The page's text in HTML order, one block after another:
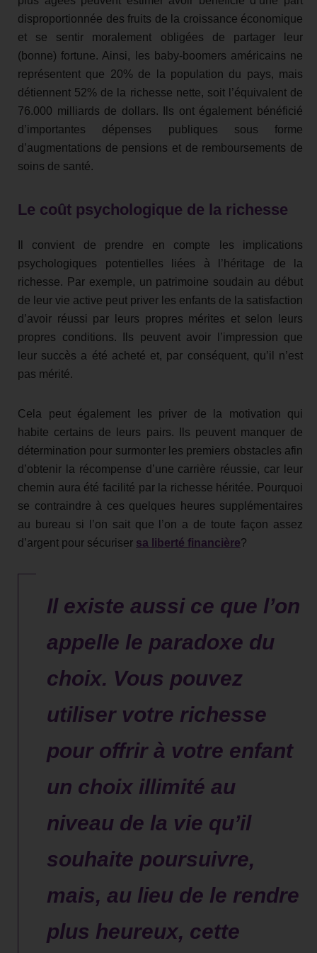
disproportionnée des fruits de la croissance économique
et se sentir moralement obligées de partager leur
(bonne) fortune. Ainsi, les baby-boomers américains ne
représentent que 20% de la population du pays, mais
détiennent 52% de la richesse nette, soit l’équivalent de
76.000 milliards de dollars. Ils ont également bénéficié
d’importantes dépenses publiques sous forme
d’augmentations de pensions et de remboursements de
soins de santé.
Le coût psychologique de la richesse
Il convient de prendre en compte les implications
psychologiques potentielles liées à l’héritage de la
richesse. Par exemple, un patrimoine soudain au début
de leur vie active peut priver les enfants de la satisfaction
d’avoir réussi par leurs propres mérites et selon leurs
propres conditions. Ils peuvent avoir l’impression que
leur succès a été acheté et, par conséquent, qu’il n’est
pas mérité.
Cela peut également les priver de la motivation qui
habite certains de leurs pairs. Ils peuvent manquer de
détermination pour surmonter les premiers obstacles afin
d’obtenir la récompense d’une carrière réussie, car leur
chemin aura été facilité par la richesse héritée. Pourquoi
se contraindre à ces quelques heures supplémentaires
au bureau si l’on sait que l’on a de toute façon assez
d’argent pour sécuriser sa liberté financière?
Il existe aussi ce que l’on
appelle le paradoxe du
choix. Vous pouvez
utiliser votre richesse
pour offrir à votre enfant
un choix illimité au
niveau de la vie qu’il
souhaite poursuivre,
mais, au lieu de le rendre
plus heureux, cette